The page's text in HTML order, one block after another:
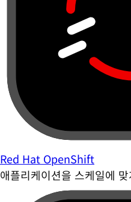
Red Hat OpenShift
애플리케이션을 스케일에